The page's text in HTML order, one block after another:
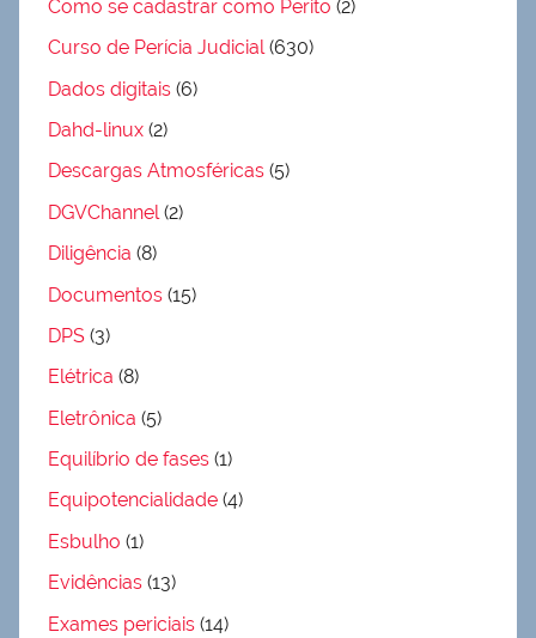
Como se cadastrar como Perito (2)
Curso de Perícia Judicial(630)
Dados digitais (6)
Dahd-linux (2)
Descargas Atmosféricas (5)
DGVChannel(2)
Diligência (8)
Documentos (15)
DPS (3)
Elétrica (8)
Eletrônica (5)
Equilíbrio de fases (1)
Equipotencialidade (4)
Esbulho (1)
Evidências (13)
Exames periciais (14)